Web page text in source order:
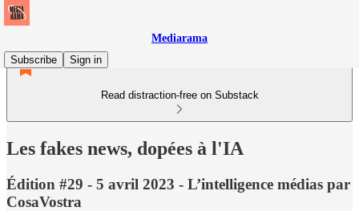
Mediarama
Subscribe
Sign in
Read distraction-free on Substack
Les fakes news, dopées à l'IA
Édition #29 - 5 avril 2023 - L’intelligence médias par
CosaVostra